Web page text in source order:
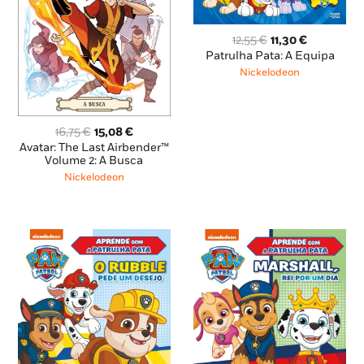
16,75€ O
preço
original
era:
15,08€O
preço
atual
Avatar: The Last Airbender™
Volume 2: A Busca
Nickelodeon
12,55€ O
preço
original
11,30€O
preço
Patrulha Pata: A Equipa
Nickelodeon